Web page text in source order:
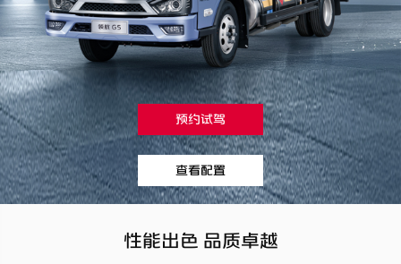
预约试驾
查看配置
性能出色 品质卓越